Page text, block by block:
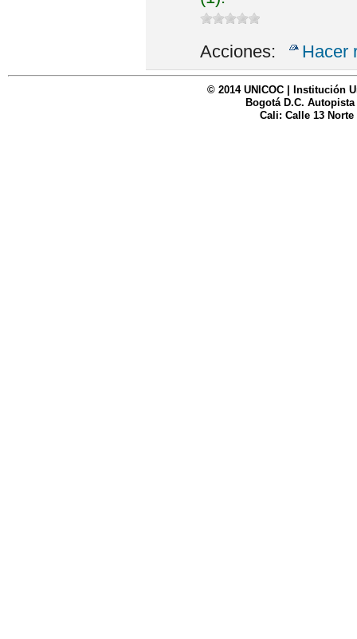
Acciones: Hacer
© 2014 UNICOC | Institución
Bogotá D.C. Autopista
Cali: Calle 13 Norte